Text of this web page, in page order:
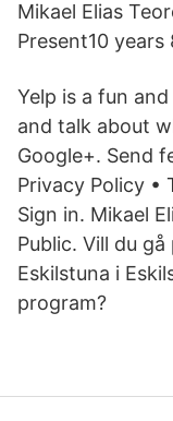
Mikael Elias
Present10 years
Yelp is a fun
and talk about
Google+. Send
Privacy Policy •
Sign in. Mikael
Public. Vill du gå
Eskilstuna i
program?